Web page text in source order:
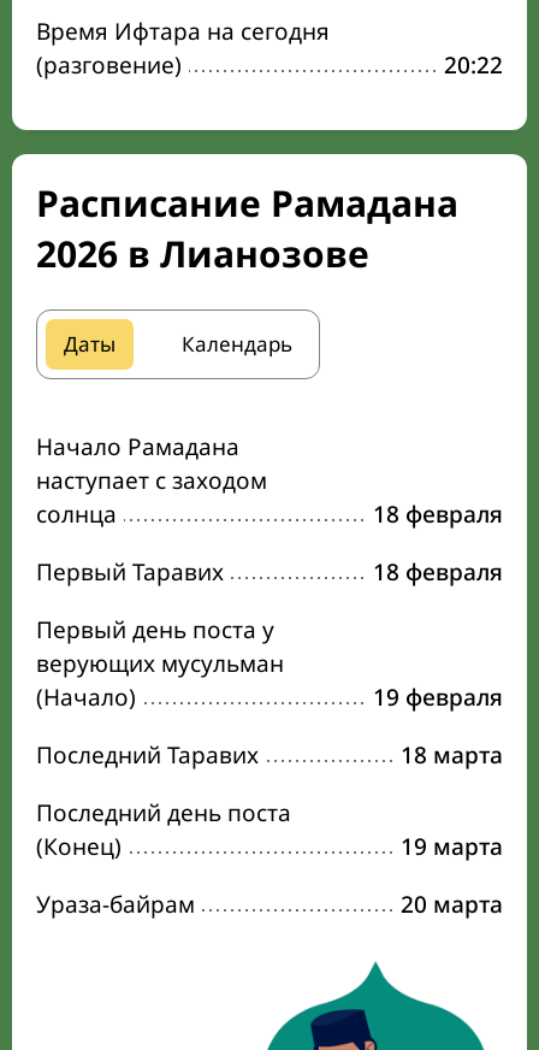
Время Ифтара на сегодня
(разговение)
20:22
Расписание Рамадана
2026 в Лианозове
Даты Календарь
Начало Рамадана
наступает с заходом
солнца
18 февраля
Первый Таравих
18 февраля
Первый день поста у
верующих мусульман
(Начало)
19 февраля
Последний Таравих
18 марта
Последний день поста
(Конец)
19 марта
Ураза-байрам
20 марта